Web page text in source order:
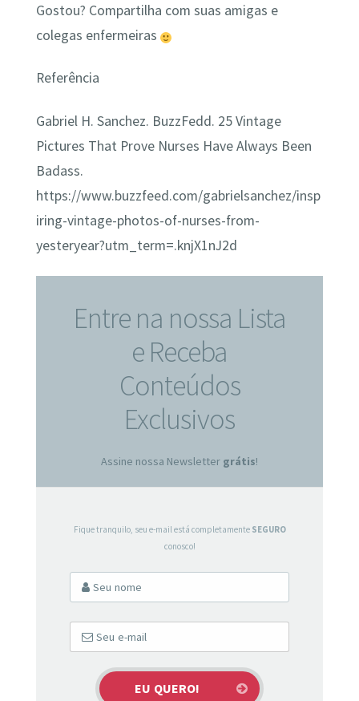
Gostou? Compartilha com suas amigas e
colegas enfermeiras
Referência
Gabriel H. Sanchez. BuzzFedd. 25 Vintage
Pictures That Prove Nurses Have Always Been
Badass.
https://www.buzzfeed.com/gabrielsanchez/insp
iring-vintage-photos-of-nurses-from-
yesteryear?utm_term=.knjX1nJ2d
Entre na nossa Lista
e Receba
Conteúdos
Exclusivos
Assine nossa Newsletter grátis!
Fique tranquilo, seu e-mail está completamente SEGURO
conosco!